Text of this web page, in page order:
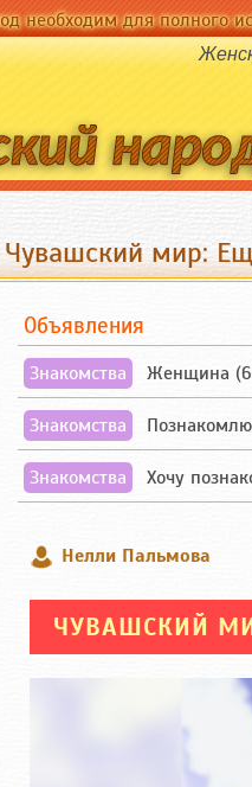
необходим для полного
Чувашский мир:
Объявления
Знакомства Женщина (65
Знакомства
Знакомства Хочу
Нелли Пальмова
ЧУВАШСКИЙ